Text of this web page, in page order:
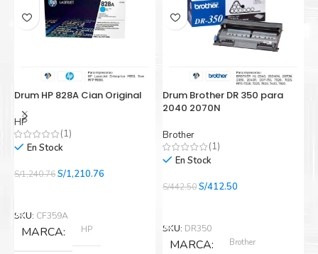
Drum HP 828A Cian Original
HP
(1)
En Stock
S/1,240.76El
era:
S/1,240.76.
S/1,210.76
SKU: CF359A
MARCA HP
Drum Brother DR 350 para
2040 2070N
Brother
(1)
En Stock
S/442.50El
era:
S/442.50.
S/412.50
S/412.50.
SKU: DR350
MARCA Brother